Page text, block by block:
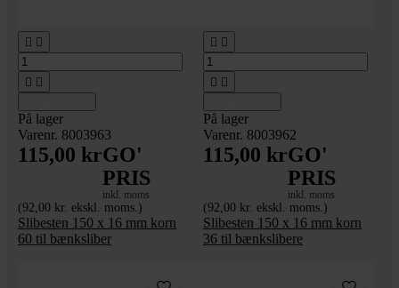
 
 
På lager
Varenr. 8003963
115,00 krGO'
PRIS
inkl. moms
(92,00 kr. ekskl. moms.)
Slibesten 150 x 16 mm korn
60 til bænksliber
 
 
På lager
Varenr. 8003962
115,00 krGO'
PRIS
inkl. moms
(92,00 kr. ekskl. moms.)
Slibesten 150 x 16 mm korn
36 til bænkslibere